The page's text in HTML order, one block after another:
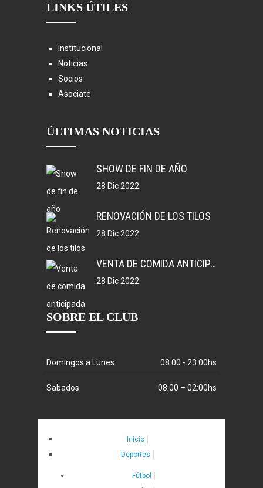
LINKS ÚTILES
Institucional
Noticias
Socios
Asociate
ÚLTIMAS NOTICIAS
SHOW DE FIN DE AÑO
28 Dic 2022
RENOVACIÓN DE LOS TILOS
28 Dic 2022
VENTA DE COMIDA ANTICIPADA
28 Dic 2022
SOBRE EL CLUB
Domingos a Lunes 08:00 - 23:00hs
Sabados 08:00 – 02:00hs
Inicio
Deportes
Fútbol